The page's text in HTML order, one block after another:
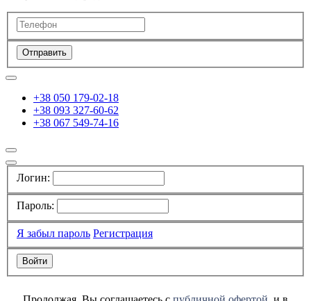
Отправить
+38 050 179-02-18
+38 093 327-60-62
+38 067 549-74-16
Логин:
Пароль:
Я забыл пароль Регистрация